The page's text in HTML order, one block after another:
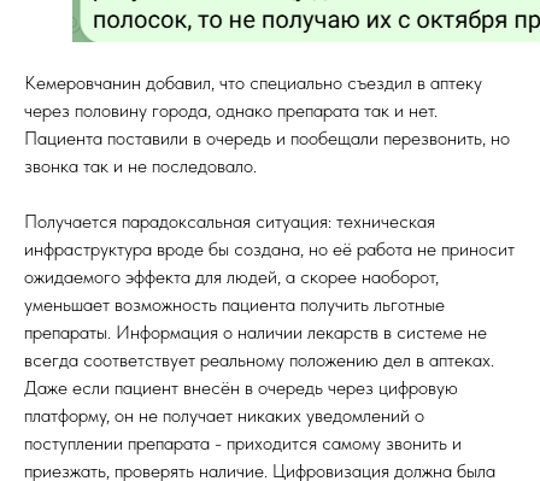
Кемеровчанин добавил, что специально съездил в аптеку
через половину города, однако препарата так и нет.
Пациента поставили в очередь и пообещали перезвонить, но
звонка так и не последовало.
Получается парадоксальная ситуация: техническая
инфраструктура вроде бы создана, но её работа не приносит
ожидаемого эффекта для людей, а скорее наоборот,
уменьшает возможность пациента получить льготные
препараты. Информация о наличии лекарств в системе не
всегда соответствует реальному положению дел в аптеках.
Даже если пациент внесён в очередь через цифровую
платформу, он не получает никаких уведомлений о
поступлении препарата - приходится самому звонить и
приезжать, проверять наличие. Цифровизация должна была